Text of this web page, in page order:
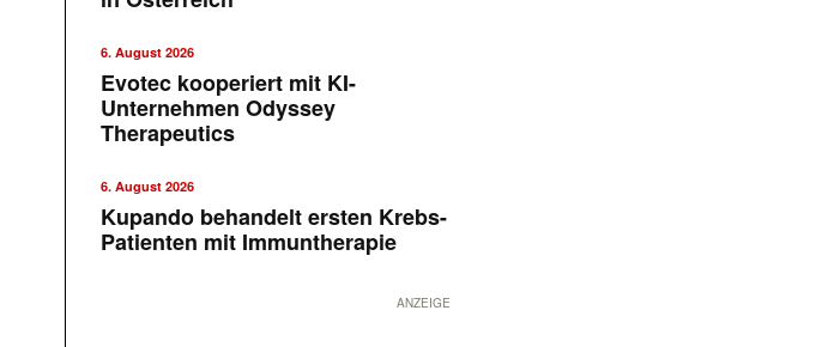
6. August 2026
Evotec kooperiert mit KI-
Unternehmen Odyssey
Therapeutics
6. August 2026
Kupando behandelt ersten Krebs-
Patienten mit Immuntherapie
ANZEIGE